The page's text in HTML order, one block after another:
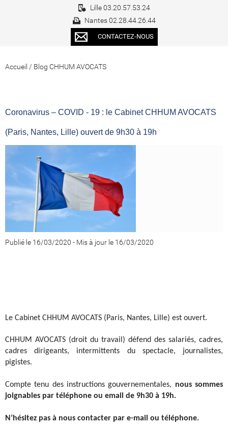
Lille 03.20.57.53.24
Nantes 02.28.44.26.44
CONTACTEZ-NOUS
Accueil / Blog CHHUM AVOCATS
Coronavirus – COVID - 19 : le Cabinet CHHUM AVOCATS
(Paris, Nantes, Lille) ouvert de 9h30 à 19h
Publié le 16/03/2020 - Mis à jour le 16/03/2020
Le Cabinet CHHUM AVOCATS (Paris, Nantes, Lille) est ouvert.
CHHUM AVOCATS (droit du travail) défend des salariés, cadres,
cadres dirigeants, intermittents du spectacle, journalistes,
pigistes.
Compte tenu des instructions gouvernementales, nous sommes
joignables par téléphone ou email de 9h30 à 19h.
N’hésitez pas à nous contacter par e-mail ou téléphone.